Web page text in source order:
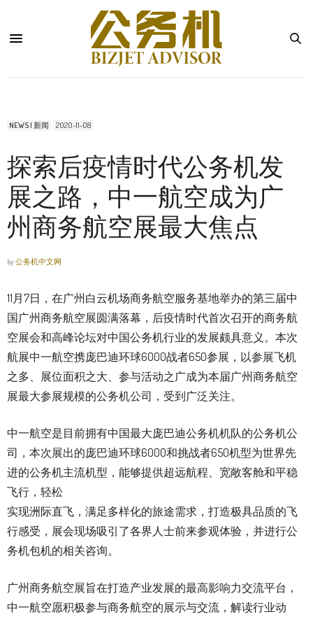
NEWS | 新闻 2020-11-08
探索后疫情时代公务机发
展之路，中一航空成为广
州商务航空展最大焦点
by公务机中文网
11月7日，在广州白云机场商务航空服务基地举办的第三届中
国广州商务航空展圆满落幕，后疫情时代首次召开的商务航
空展会和高峰论坛对中国公务机行业的发展颇具意义。本次
航展中一航空携庞巴迪环球6000战者650参展，以参展飞机
之多、展位面积之大、参与活动之广成为本届广州商务航空
展最大参展规模的公务机公司，受到广泛关注。
中一航空是目前拥有中国最大庞巴迪公务机机队的公务机公
司，本次展出的庞巴迪环球6000和挑战者650机型为世界先
进的公务机主流机型，能够提供超远航程、宽敞客舱和平稳
飞行，轻松
实现洲际直飞，满足多样化的旅途需求，打造极具品质的飞
行感受，展会现场吸引了各界人士前来参观体验，并进行公
务机包机的相关咨询。
广州商务航空展旨在打造产业发展的最高影响力交流平台，
中一航空愿积极参与商务航空的展示与交流，解读行业动